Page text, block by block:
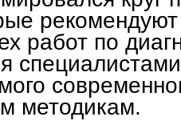
работ по
методикам.